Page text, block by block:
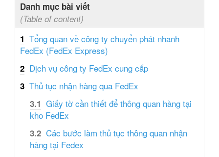
Danh mục bài viết
(Table of content)
1 Tổng quan về công ty chuyển phát nhanh
FedEx (FedEx Express)
2 Dịch vụ công ty FedEx cung cấp
3 Thủ tục nhận hàng qua FedEx
3.1 Giấy tờ cần thiết để thông quan hàng tại
kho FedEx
3.2 Các bước làm thủ tục thông quan nhận
hàng tại Fedex